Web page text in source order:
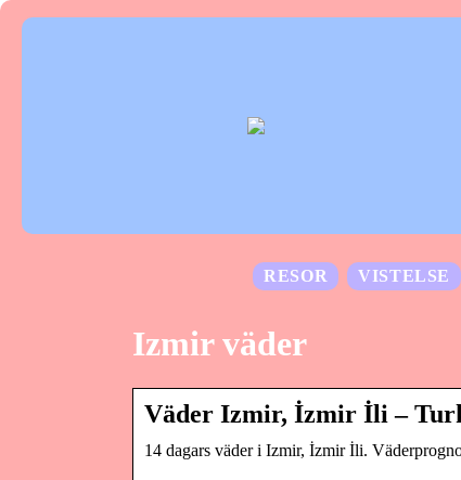
RESOR VISTELSE
Izmir väder
Väder Izmir, İzmir İli –
14 dagars väder i Izmir, İzmir İli.